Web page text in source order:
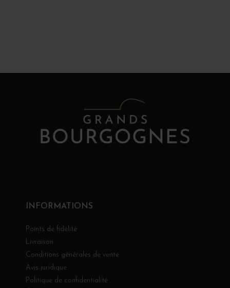
INFORMATIONS
Points de fidélité
Livraison
Conditions générales de vente
Avis juridique
Politique de confidentialité